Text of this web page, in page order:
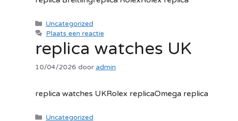
Categorieën
Uncategorized
Plaats een reactie
replica watches UK
10/04/2026 door admin
replica watches UKRolex replicaOmega replica
Categorieën
Uncategorized